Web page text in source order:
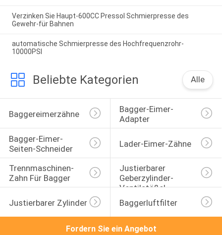
Verzinken Sie Haupt-600CC Pressol Schmierpresse des
Gewehr-für Bahnen
automatische Schmierpresse des Hochfrequenzrohr-
10000PSI
Beliebte Kategorien Alle
Baggereimerzähne
Bagger-Eimer-
Adapter
Bagger-Eimer-
Seiten-Schneider
Lader-Eimer-Zähne
Trennmaschinen-
Zahn Für Bagger
Justierbarer
Geberzylinder-
Ventilstößel
Justierbarer Zylinder
Baggerluftfilter
Fordern Sie ein Angebot